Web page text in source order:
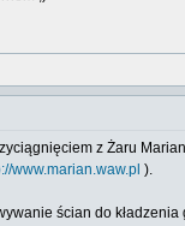
z Żaru
www.marian.waw.pl ).
ścian do